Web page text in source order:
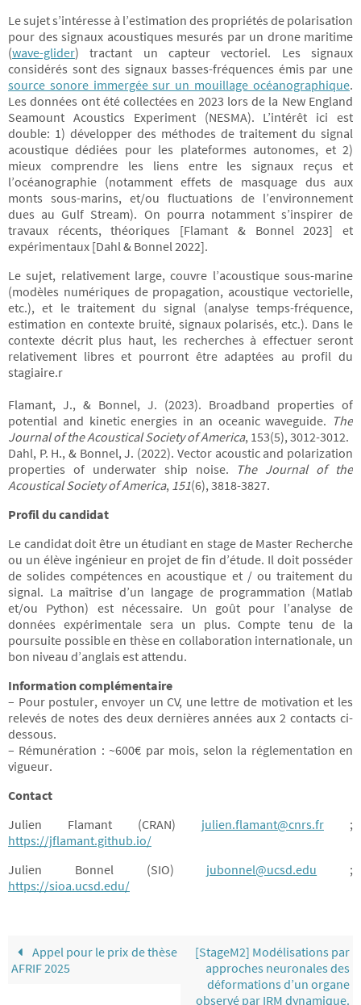
Le sujet s’intéresse à l’estimation des propriétés de polarisation
pour des signaux acoustiques mesurés par un drone maritime
(wave-glider) tractant un capteur vectoriel. Les signaux
considérés sont des signaux basses-fréquences émis par une
source sonore immergée sur un mouillage océanographique.
Les données ont été collectées en 2023 lors de la New England
Seamount Acoustics Experiment (NESMA). L’intérêt ici est
double: 1) développer des méthodes de traitement du signal
acoustique dédiées pour les plateformes autonomes, et 2)
mieux comprendre les liens entre les signaux reçus et
l’océanographie (notamment effets de masquage dus aux
monts sous-marins, et/ou fluctuations de l’environnement
dues au Gulf Stream). On pourra notamment s’inspirer de
travaux récents, théoriques [Flamant & Bonnel 2023] et
expérimentaux [Dahl & Bonnel 2022].
Le sujet, relativement large, couvre l’acoustique sous-marine
(modèles numériques de propagation, acoustique vectorielle,
etc.), et le traitement du signal (analyse temps-fréquence,
estimation en contexte bruité, signaux polarisés, etc.). Dans le
contexte décrit plus haut, les recherches à effectuer seront
relativement libres et pourront être adaptées au profil du
stagiaire.r
Flamant, J., & Bonnel, J. (2023). Broadband properties of
potential and kinetic energies in an oceanic waveguide. The
Journal of the Acoustical Society of America, 153(5), 3012-3012.
Dahl, P. H., & Bonnel, J. (2022). Vector acoustic and polarization
properties of underwater ship noise.
The Journal of the
Acoustical Society of America, 151(6), 3818-3827.
Profil du candidat
Le candidat doit être un étudiant en stage de Master Recherche
ou un élève ingénieur en projet de fin d’étude. Il doit posséder
de solides compétences en acoustique et / ou traitement du
signal. La maîtrise d’un langage de programmation (Matlab
et/ou Python) est nécessaire. Un goût pour l’analyse de
données expérimentale sera un plus. Compte tenu de la
poursuite possible en thèse en collaboration internationale, un
bon niveau d’anglais est attendu.
Information complémentaire
– Pour postuler, envoyer un CV, une lettre de motivation et les
relevés de notes des deux dernières années aux 2 contacts ci-
dessous.
– Rémunération : ~600€ par mois, selon la réglementation en
vigueur.
Contact
Julien Flamant (CRAN) julien.flamant@cnrs.fr ;
https://jflamant.github.io/
Julien Bonnel (SIO) jubonnel@ucsd.edu ;
https://sioa.ucsd.edu/
Appel pour le prix de thèse
AFRIF 2025
[StageM2] Modélisations par
approches neuronales des
déformations d’un organe
observé par IRM dynamique.